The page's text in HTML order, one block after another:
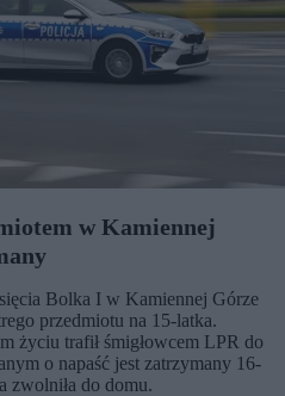
w Kamiennej
Bolka I w Kamiennej Górze
przedmiotu na 15-latka.
życiu trafił śmigłowcem LPR do
o napaść jest zatrzymany 16-
zwolniła do domu.